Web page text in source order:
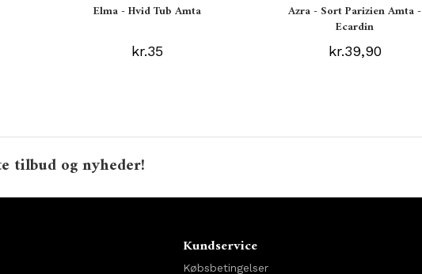
Elma - Hvid Tub Amta
kr.35
Azra - Sort Parizien Amta -
Ecardin
kr.39,90
tilbud og nyheder!
Kundservice
Købsbetingelser